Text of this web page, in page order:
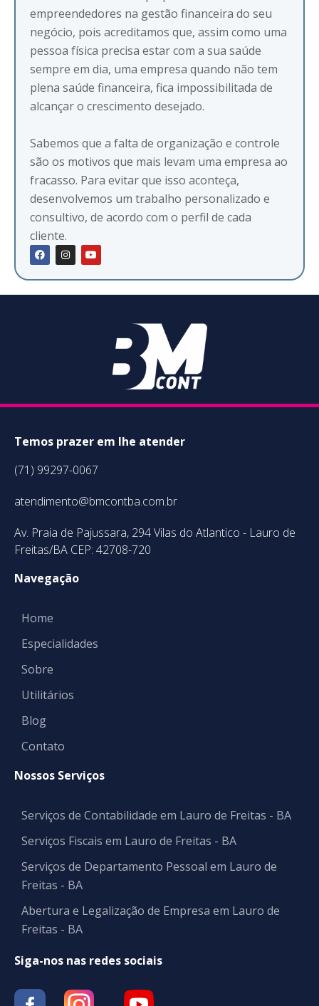
empreendedores na gestão financeira do seu
negócio, pois acreditamos que, assim como uma
pessoa física precisa estar com a sua saúde
sempre em dia, uma empresa quando não tem
plena saúde financeira, fica impossibilitada de
alcançar o crescimento desejado.
Sabemos que a falta de organização e controle
são os motivos que mais levam uma empresa ao
fracasso. Para evitar que isso aconteça,
desenvolvemos um trabalho personalizado e
consultivo, de acordo com o perfil de cada
cliente.
Temos prazer em lhe atender
(71) 99297-0067
atendimento@bmcontba.com.br
Av. Praia de Pajussara, 294 Vilas do Atlantico - Lauro de
Freitas/BA CEP: 42708-720
Navegação
Home
Especialidades
Sobre
Utilitários
Blog
Contato
Nossos Serviços
Serviços de Contabilidade em Lauro de Freitas - BA
Serviços Fiscais em Lauro de Freitas - BA
Serviços de Departamento Pessoal em Lauro de
Freitas - BA
Abertura e Legalização de Empresa em Lauro de
Freitas - BA
Siga-nos nas redes sociais